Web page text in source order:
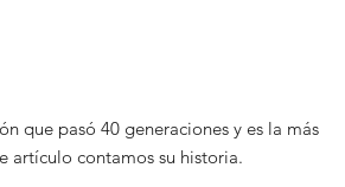
que pasó 40 generaciones y es la más
artículo contamos su historia.